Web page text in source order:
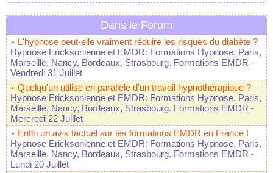
Dans le Forum
L'hypnose peut-elle vraiment réduire les risques du diabète ?
Hypnose Ericksonienne et EMDR: Formations Hypnose, Paris,
Marseille, Nancy, Bordeaux, Strasbourg. Formations EMDR -
Vendredi 31 Juillet
Quelqu'un utilise en parallèle d'un travail hypnothérapique ?
Hypnose Ericksonienne et EMDR: Formations Hypnose, Paris,
Marseille, Nancy, Bordeaux, Strasbourg. Formations EMDR -
Mercredi 22 Juillet
Enfin un avis factuel sur les formations EMDR en France !
Hypnose Ericksonienne et EMDR: Formations Hypnose, Paris,
Marseille, Nancy, Bordeaux, Strasbourg. Formations EMDR -
Lundi 20 Juillet